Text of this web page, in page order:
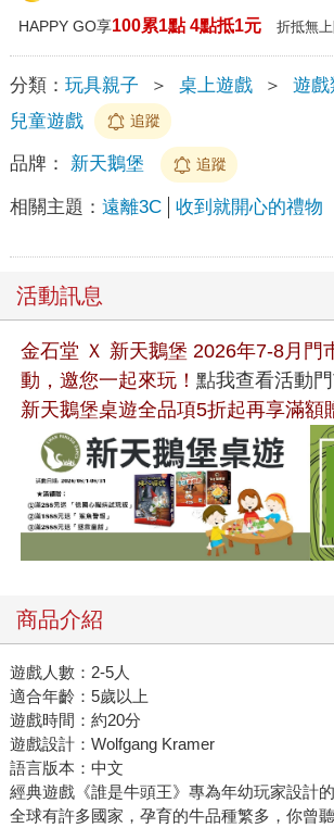
HAPPY GO享100累1點 4點抵1元 折抵無
分類： 玩具親子 ＞ 桌上遊戲 ＞ 遊戲
兒童遊戲
追蹤
品牌： 新天鵝堡 追蹤
相關主題： 遠離3C 收到就開心的禮物
活動訊息
金石堂 Ｘ 新天鵝堡 2026年7-8月門
動，邀您一起來玩！ 點我查看活動門
新天鵝堡桌遊全品項5折起再享滿額
商品介紹
遊戲人數：2-5人
適合年齡：5歲以上
遊戲時間：約20分
遊戲設計：Wolfgang Kramer
語言版本：中文
經典遊戲《誰是牛頭王》專為年幼玩家設計的
全球有許多國家，孕育的牛品種繁多，你曾